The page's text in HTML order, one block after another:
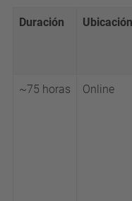
Duración Ubicación
~75 horas Online